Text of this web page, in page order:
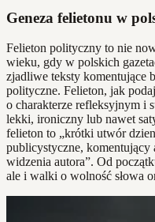
Geneza felietonu w
Felieton polityczny to nie
wieku, gdy w polskich
zjadliwe teksty komentujące
polityczne. Felieton, jak
o charakterze refleksyjnym i
lekki, ironiczny lub nawet
felieton to „krótki utwór
publicystyczne, komentujący
widzenia autora”. Od
ale i walki o wolność słowa